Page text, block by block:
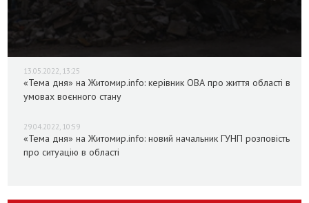
13.05.2022, 13:25
«Тема дня» на Житомир.info: керівник ОВА про життя області в
умовах воєнного стану
29.04.2022, 10:59
«Тема дня» на Житомир.info: новий начальник ГУНП розповість
про ситуацію в області